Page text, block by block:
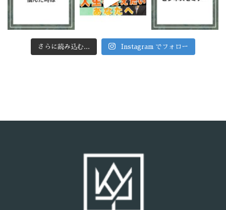
さらに読み込む... Instagram でフォロー